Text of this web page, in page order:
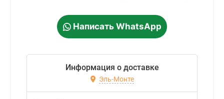
Написать WhatsApp
Информация о доставке
Эль-Монте